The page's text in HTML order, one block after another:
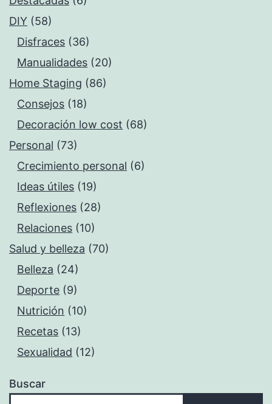
DIY (58)
Disfraces (36)
Manualidades (20)
Home Staging (86)
Consejos (18)
Decoración low cost (68)
Personal (73)
Crecimiento personal (6)
Ideas útiles (19)
Reflexiones (28)
Relaciones (10)
Salud y belleza (70)
Belleza (24)
Deporte (9)
Nutrición (10)
Recetas (13)
Sexualidad (12)
Buscar